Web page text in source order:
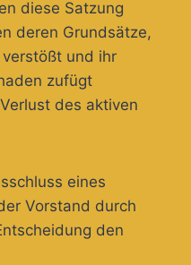
diese Satzung
deren Grundsätze,
und ihr
zufügt
des aktiven
eines
Vorstand durch
den